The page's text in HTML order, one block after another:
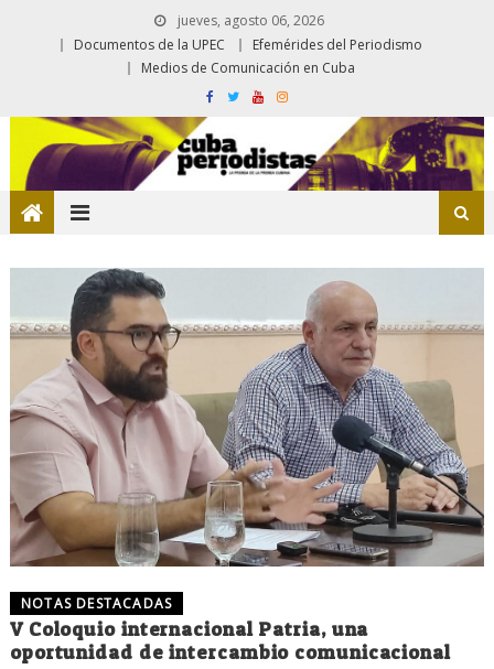
jueves, agosto 06, 2026
Documentos de la UPEC
Efemérides del Periodismo
Medios de Comunicación en Cuba
NOTAS DESTACADAS
V Coloquio internacional Patria, una
oportunidad de intercambio comunicacional